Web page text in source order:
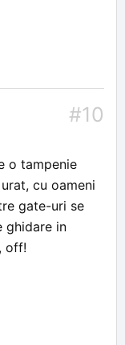
#10
o tampenie
cu oameni
gate-uri se
ghidare in
off!